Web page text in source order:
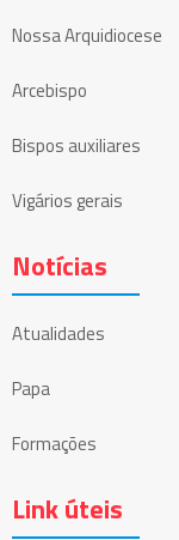
Nossa Arquidiocese
Arcebispo
Bispos auxiliares
Vigários gerais
Notícias
Atualidades
Papa
Formações
Link úteis